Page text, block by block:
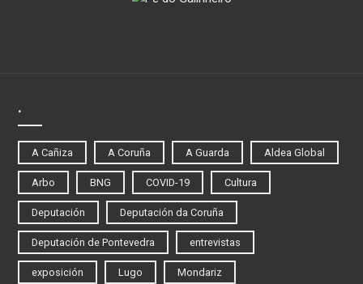
.
A Cañiza A Coruña A Guarda Aldea Global
Arbo BNG COVID-19 Cultura
Deputación Deputación da Coruña
Deputación de Pontevedra entrevistas
exposición Lugo Mondariz